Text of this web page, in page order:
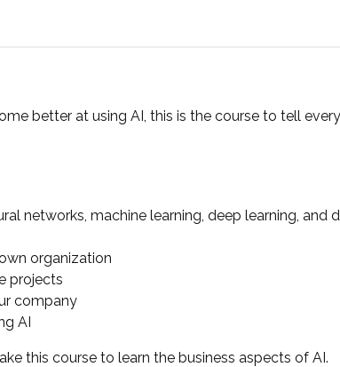
better at using AI, this is the course to tell
networks, machine learning, deep learning, and
organization
projects
company
AI
this course to learn the business aspects of AI.